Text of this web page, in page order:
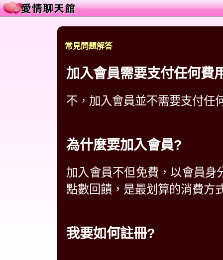
常見問題解答
加入會員需要支付任何費
不，加入會員並不需要支付任
為什麼要加入會員?
加入會員不但免費，以會員身
點數回饋，是最划算的消費方
我要如何註冊?